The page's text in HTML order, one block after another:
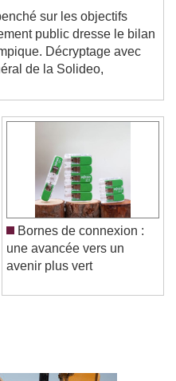
sur les objectifs
public dresse le bilan
Décryptage avec
de la Solideo,
Bornes de connexion :
une avancée vers un